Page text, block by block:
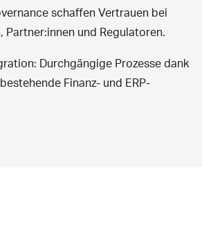
schaffen Vertrauen bei
Partner:innen und Regulatoren.
Durchgängige Prozesse dank
Finanz- und ERP-